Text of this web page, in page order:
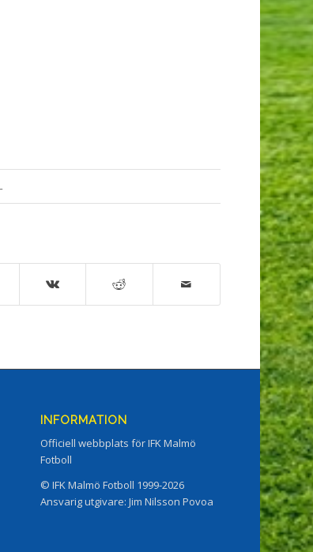
INFORMATION
Officiell webbplats för IFK Malmö
Fotboll
© IFK Malmö Fotboll 1999-2026
Ansvarig utgivare: Jim Nilsson Povoa